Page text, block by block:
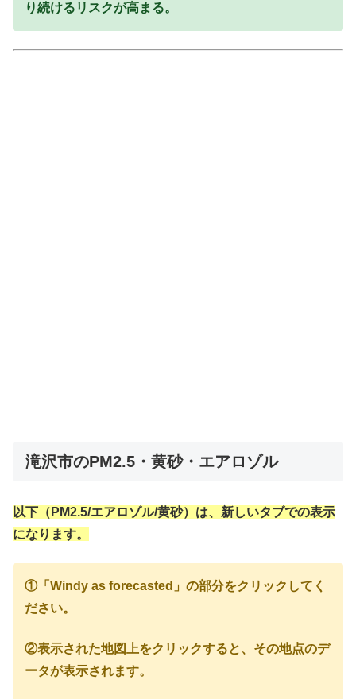
り続けるリスクが高まる。
滝沢市のPM2.5・黄砂・エアロゾル
以下（PM2.5/エアロゾル/黄砂）は、新しいタブでの表示
になります。
①「Windy as forecasted」の部分をクリックしてく
ださい。
②表示された地図上をクリックすると、その地点のデ
ータが表示されます。